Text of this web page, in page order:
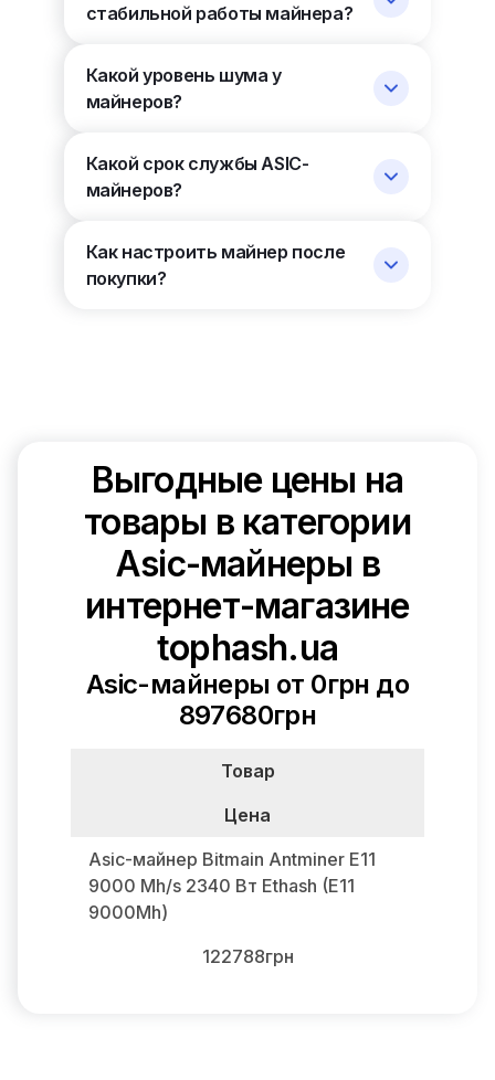
стабильной работы майнера?
Какой уровень шума у
майнеров?
Какой срок службы ASIC-
майнеров?
Как настроить майнер после
покупки?
Выгодные цены на
товары в категории
Asic-майнеры в
интернет-магазине
tophash.ua
Asic-майнеры от 0грн до
897680грн
Товар
Цена
Asic-майнер Bitmain Antminer E11
9000 Mh/s 2340 Вт Ethash (E11
9000Mh)
122788грн